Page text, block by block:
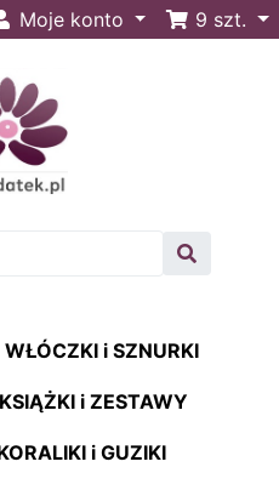
Moje konto 9 szt.
WŁÓCZKI i SZNURKI
KSIĄŻKI i ZESTAWY
i GUZIKI